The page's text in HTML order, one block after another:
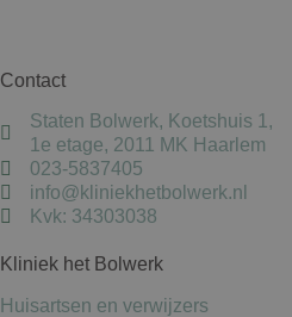
Contact
Staten Bolwerk, Koetshuis 1,
1e etage, 2011 MK Haarlem
023-5837405
info@kliniekhetbolwerk.nl
Kvk: 34303038
Kliniek het Bolwerk
Huisartsen en verwijzers